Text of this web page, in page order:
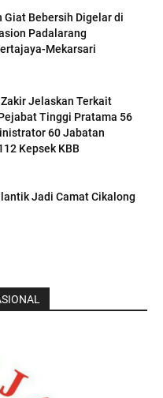
Giat Bebersih Digelar di
Padalarang
Mekarsari
Zakir Jelaskan Terkait
Tinggi Pratama 56
60 Jabatan
Kepsek KBB
Jadi Camat Cikalong